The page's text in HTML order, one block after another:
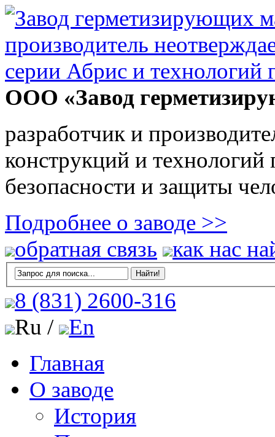
ООО «Завод
разработчик и
конструкций и
безопасности и защиты
Подробнее о заводе >>
обратная связь
как нас
8 (831) 2600-316
Ru /
En
Главная
О заводе
История